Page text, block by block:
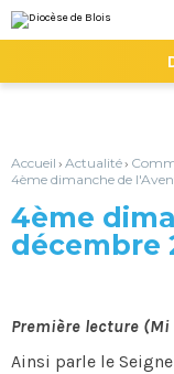
au
contenu.
la
personnels
Accueil › Actualité›
4ème dimanche de
4ème
décembre
Première lecture (Mi
Ainsi parle le